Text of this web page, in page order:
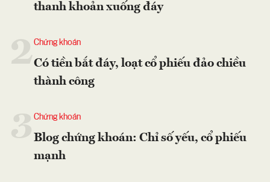
thanh khoản xuống đáy
2Chứng khoán
Có tiền bắt đáy, loạt cổ phiếu đảo chiều
thành công
Chứng khoán
Blog chứng khoán: Chỉ số yếu, cổ phiếu
mạnh